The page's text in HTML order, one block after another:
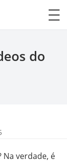
do
Na verdade, é